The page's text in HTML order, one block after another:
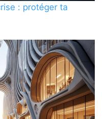
: protéger ta